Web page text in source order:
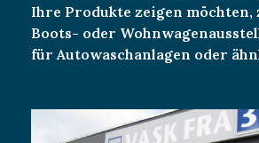
Ihre Produkte zeigen möchten,
Boots- oder
für Autowaschanlagen oder